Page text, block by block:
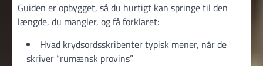
Guiden er opbygget, så du hurtigt kan springe til den
længde, du mangler, og få forklaret:
Hvad krydsordsskribenter typisk mener, når de
skriver “rumænsk provins”